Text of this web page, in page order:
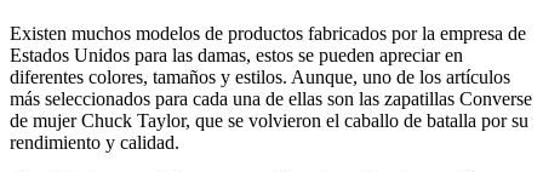
Existen muchos modelos de productos fabricados por la empresa de
Estados Unidos para las damas, estos se pueden apreciar en
diferentes colores, tamaños y estilos. Aunque, uno de los artículos
más seleccionados para cada una de ellas son las zapatillas Converse
de mujer Chuck Taylor, que se volvieron el caballo de batalla por su
rendimiento y calidad.